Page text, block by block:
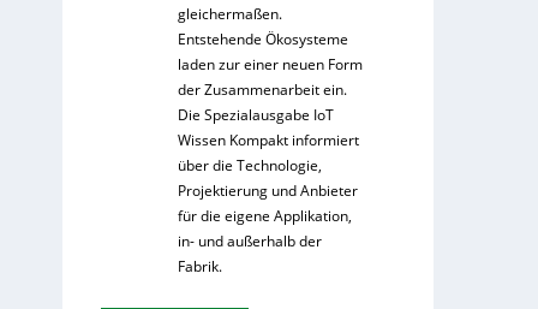
gleichermaßen.
Entstehende Ökosysteme
laden zur einer neuen Form
der Zusammenarbeit ein.
Die Spezialausgabe IoT
Wissen Kompakt informiert
über die Technologie,
Projektierung und Anbieter
für die eigene Applikation,
in- und außerhalb der
Fabrik.